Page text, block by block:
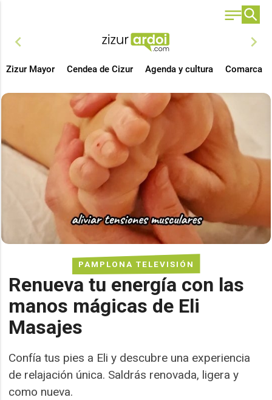
chevron_left chevron_right
Zizur Mayor Cendea de Cizur Agenda y cultura Comarca
PAMPLONA TELEVISIÓN
Renueva tu energía con las
manos mágicas de Eli
Masajes
Confía tus pies a Eli y descubre una experiencia
de relajación única. Saldrás renovada, ligera y
como nueva.